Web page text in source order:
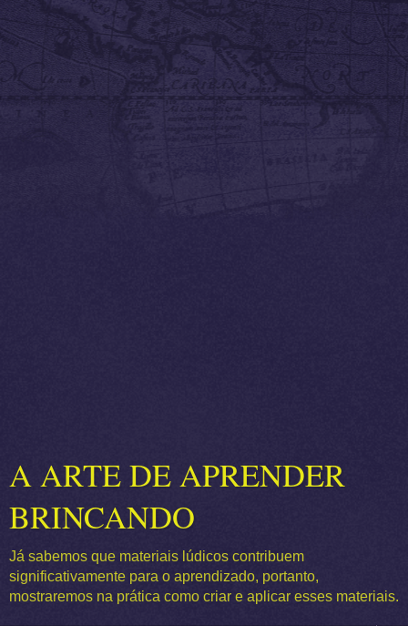
A ARTE DE APRENDER
BRINCANDO
Já sabemos que materiais lúdicos contribuem
significativamente para o aprendizado, portanto,
mostraremos na prática como criar e aplicar esses materiais.